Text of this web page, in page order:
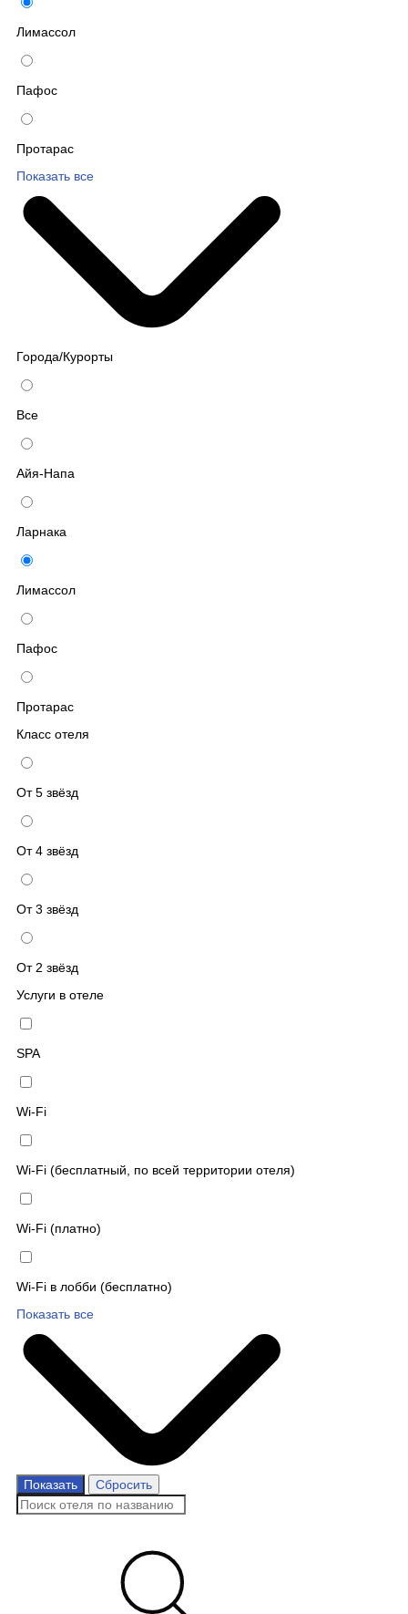
Лимассол
Пафос
Протарас
Показать все
Города/Курорты
Все
Айя-Напа
Ларнака
Лимассол
Пафос
Протарас
Класс отеля
От 5 звёзд
От 4 звёзд
От 3 звёзд
От 2 звёзд
Услуги в отеле
SPA
Wi-Fi
Wi-Fi (бесплатный, по всей территории отеля)
Wi-Fi (платно)
Wi-Fi в лобби (бесплатно)
Показать все
Показать Сбросить